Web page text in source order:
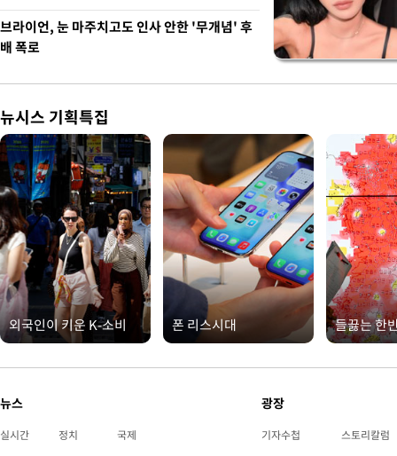
브라이언, 눈 마주치고도 인사 안한 '무개념' 후
배 폭로
뉴시스 기획특집
외국인이 키운 K-소비 폰 리스시대 들끓는 한
뉴스
실시간 정치 국제
광장
기자수첩 스토리칼럼